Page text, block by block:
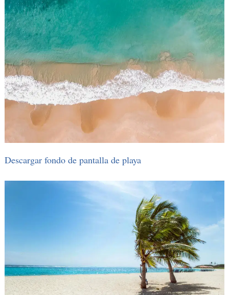
Descargar fondo de pantalla de playa